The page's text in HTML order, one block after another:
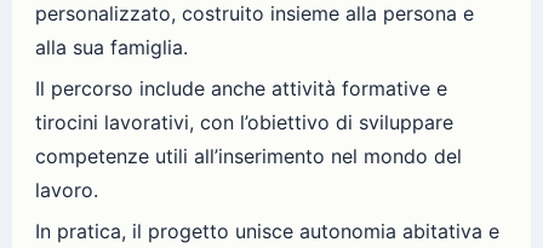
personalizzato, costruito insieme alla persona e
alla sua famiglia.
Il percorso include anche attività formative e
tirocini lavorativi, con l’obiettivo di sviluppare
competenze utili all’inserimento nel mondo del
lavoro.
In pratica, il progetto unisce autonomia abitativa e